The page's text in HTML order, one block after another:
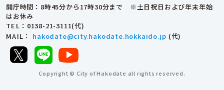
開庁時間：8時45分から17時30分まで ※土日祝日および年末年始
はお休み
TEL ：0138-21-3111(代)
MAIL ： hakodate@city.hakodate.hokkaido.jp (代)
Copyright © City of Hakodate all rights reserved.